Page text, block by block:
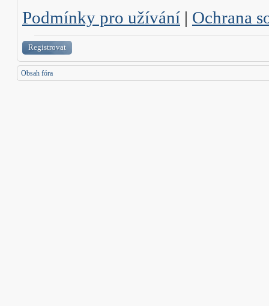
Podmínky pro užívání | Ochrana
Registrovat
Obsah fóra